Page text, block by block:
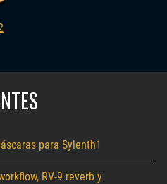
para Sylenth1
RV-9 reverb y